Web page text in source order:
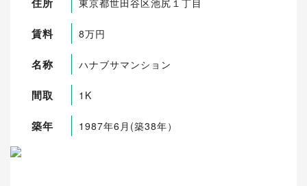
賃料 8万円
名称 ハナブサマンション
間取 1K
築年 1987年6月(築38年）